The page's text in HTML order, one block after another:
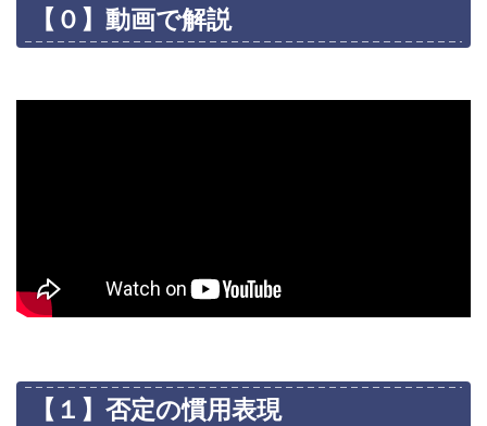
【０】動画で解説
【１】否定の慣用表現